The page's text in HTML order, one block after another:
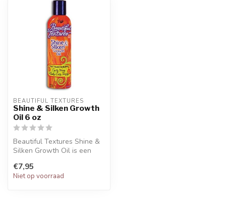
BEAUTIFUL TEXTURES
Shine & Silken Growth
Oil 6 oz
Beautiful Textures Shine &
Silken Growth Oil is een
€7,95
Niet op voorraad